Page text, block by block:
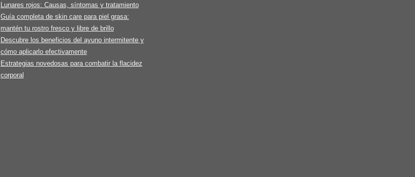
Lunares rojos: Causas, síntomas y tratamiento
Guía completa de skin care para piel grasa:
mantén tu rostro fresco y libre de brillo
Descubre los beneficios del ayuno intermitente y
cómo aplicarlo efectivamente
Estrategias novedosas para combatir la flacidez
corporal